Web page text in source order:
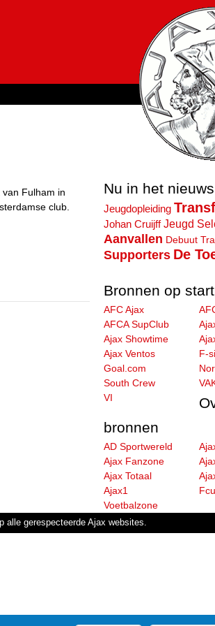
Fulham in
club.
Nu in het nieuws
Jeugdopleiding
Johan Cruijff Jeugd
Aanvallen Debuut
Supporters De
Bronnen op
AFC Ajax
AFCA SupClub
Ajax Showtime
Ajax Ventos
F-
Goal.com
South Crew
VI
bronnen
AD Sportwereld
Ajax Fanzone
Ajax Totaal
Ajax1
Voetbalzone
gerespecteerde Ajax websites.